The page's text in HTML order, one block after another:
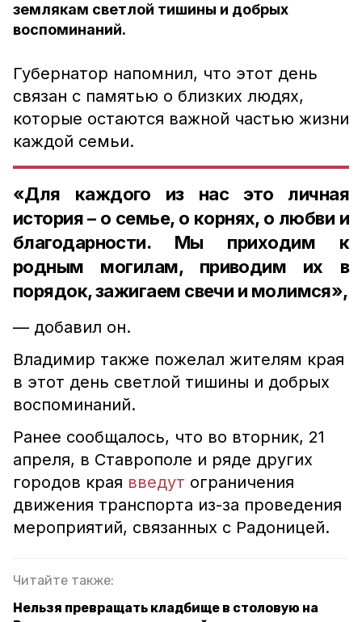
землякам светлой тишины и добрых
воспоминаний.
Губернатор напомнил, что этот день
связан с памятью о близких людях,
которые остаются важной частью жизни
каждой семьи.
«Для каждого из нас это личная
история – о семье, о корнях, о любви и
благодарности. Мы приходим к
родным могилам, приводим их в
порядок, зажигаем свечи и молимся»,
— добавил он.
Владимир также пожелал жителям края
в этот день светлой тишины и добрых
воспоминаний.
Ранее сообщалось, что во вторник, 21
апреля, в Ставрополе и ряде других
городов края введут ограничения
движения транспорта из-за проведения
мероприятий, связанных с Радоницей.
Читайте также:
Нельзя превращать кладбище в столовую на